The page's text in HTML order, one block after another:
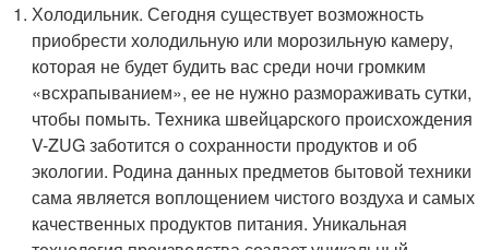
Холодильник. Сегодня существует возможность
приобрести холодильную или морозильную камеру,
которая не будет будить вас среди ночи громким
«всхрапыванием», ее не нужно размораживать сутки,
чтобы помыть. Техника швейцарского происхождения
V-ZUG заботится о сохранности продуктов и об
экологии. Родина данных предметов бытовой техники
сама является воплощением чистого воздуха и самых
качественных продуктов питания. Уникальная